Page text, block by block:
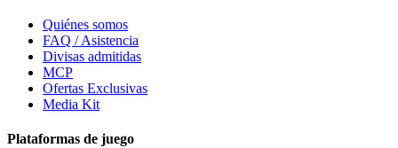
Quiénes somos
FAQ / Asistencia
Divisas admitidas
MCP
Ofertas Exclusivas
Media Kit
Plataformas de juego